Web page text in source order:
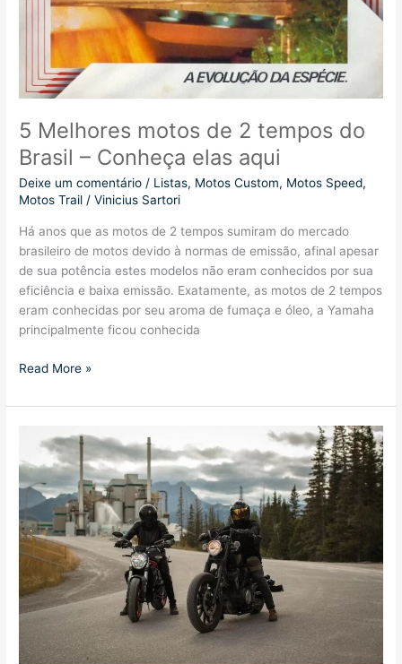
5 Melhores motos de 2 tempos do
Brasil – Conheça elas aqui
Deixe um comentário / Listas, Motos Custom, Motos Speed,
Motos Trail /Vinicius Sartori
Há anos que as motos de 2 tempos sumiram do mercado
brasileiro de motos devido à normas de emissão, afinal apesar
de sua potência estes modelos não eram conhecidos por sua
eficiência e baixa emissão. Exatamente, as motos de 2 tempos
eram conhecidas por seu aroma de fumaça e óleo, a Yamaha
principalmente ficou conhecida
5
motos
tempos
do
Brasil
–
Conheça
elas
aqui
Read More »